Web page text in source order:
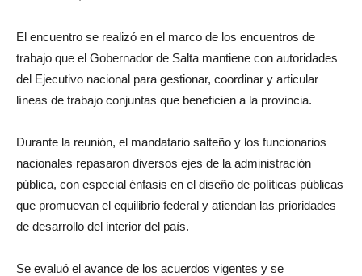
El encuentro se realizó en el marco de los encuentros de
trabajo que el Gobernador de Salta mantiene con autoridades
del Ejecutivo nacional para gestionar, coordinar y articular
líneas de trabajo conjuntas que beneficien a la provincia.
Durante la reunión, el mandatario salteño y los funcionarios
nacionales repasaron diversos ejes de la administración
pública, con especial énfasis en el diseño de políticas públicas
que promuevan el equilibrio federal y atiendan las prioridades
de desarrollo del interior del país.
Se evaluó el avance de los acuerdos vigentes y se